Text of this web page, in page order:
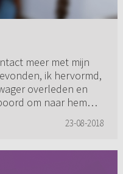
meer met mijn
ik hervormd,
overleden en
om naar hem
23-08-2018